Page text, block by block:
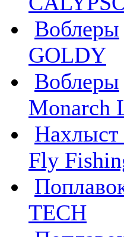
Воблеры
GOLDY
Воблеры
Monarch
Нахлыст
Fly
TECH